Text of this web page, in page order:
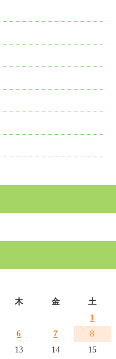
木 金
土
1
6 7
8
13 14 15